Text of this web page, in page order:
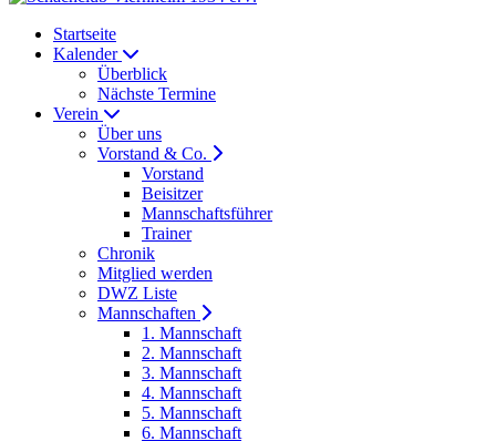
Startseite
Kalender
Überblick
Nächste Termine
Verein
Über uns
Vorstand & Co.
Vorstand
Beisitzer
Mannschaftsführer
Trainer
Chronik
Mitglied werden
DWZ Liste
Mannschaften
1. Mannschaft
2. Mannschaft
3. Mannschaft
4. Mannschaft
5. Mannschaft
6. Mannschaft